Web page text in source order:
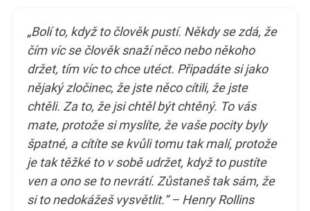
„Bolí to, když to člověk pustí. Někdy se zdá, že
čím víc se člověk snaží něco nebo někoho
držet, tím víc to chce utéct. Připadáte si jako
nějaký zločinec, že jste něco cítili, že jste
chtěli. Za to, že jsi chtěl být chtěný. To vás
mate, protože si myslíte, že vaše pocity byly
špatné, a cítíte se kvůli tomu tak malí, protože
je tak těžké to v sobě udržet, když to pustíte
ven a ono se to nevrátí. Zůstaneš tak sám, že
si to nedokážeš vysvětlit.“ – Henry Rollins